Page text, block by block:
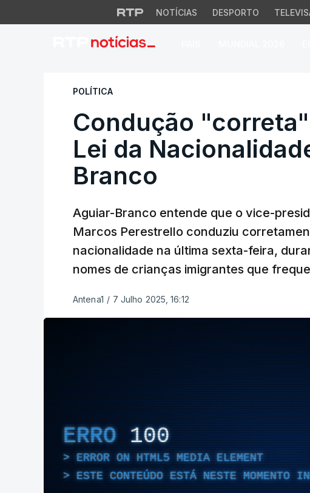
NOTÍCIAS DESPORTO
Condução "correta"
POLÍTICA
Condução
Lei da
Branco
Aguiar-Branco entende que o vice-
Marcos Perestrello conduziu
nacionalidade na última sexta-feira,
nomes de crianças imigrantes que
Antena1 / 7 Julho 2025, 16:12
ERRO 100
ERROR ON HTML5 MEDIA ELEMENT
ESTE CONTEÚDO ESTÁ NESTE MOMENTO